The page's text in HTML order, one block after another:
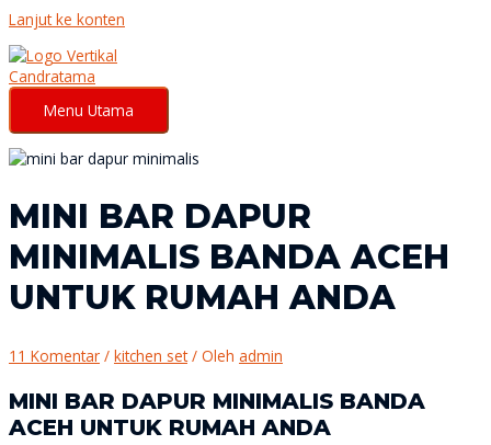
Lanjut ke konten
Menu Utama
MINI BAR DAPUR
MINIMALIS BANDA ACEH
UNTUK RUMAH ANDA
11 Komentar / kitchen set/ Oleh admin
MINI BAR DAPUR MINIMALIS BANDA
ACEH UNTUK RUMAH ANDA